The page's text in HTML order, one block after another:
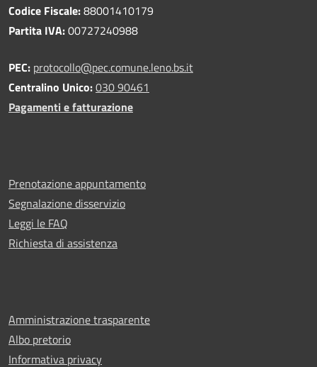
Codice Fiscale:88001410179
Partita IVA:00727240988
PEC: protocollo@pec.comune.leno.bs.it
Centralino Unico:030 90461
Pagamenti e fatturazione
Prenotazione appuntamento
Segnalazione disservizio
Leggi le FAQ
Richiesta di assistenza
Amministrazione trasparente
Albo pretorio
Informativa privacy